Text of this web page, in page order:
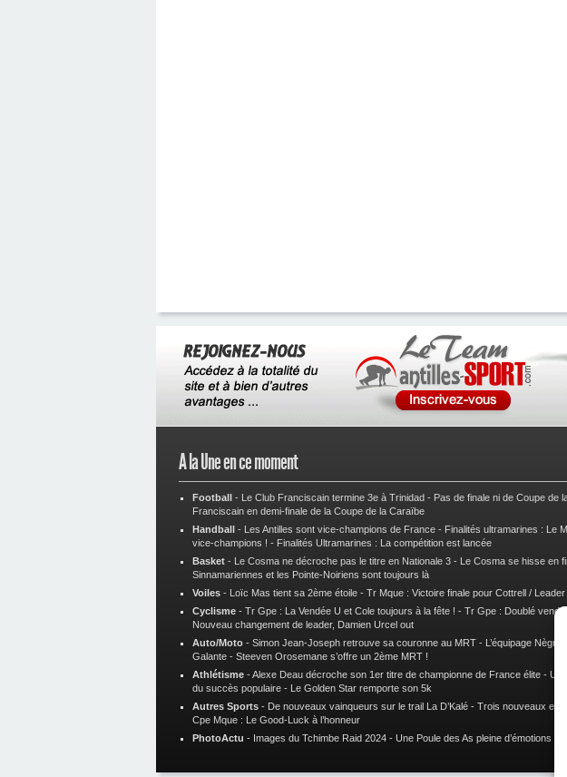
A la Une en ce moment
Football - Le Club Franciscain termine 3e à Trinidad - Pas de finale ni de Coupe de
Franciscain en demi-finale de la Coupe de la Caraïbe
Handball
- Les Antilles sont vice-champions de France - Finalités ultramarines : Le
vice-champions ! - Finalités Ultramarines : La compétition est lancée
Basket - Le Cosma ne décroche pas le titre en Nationale 3 - Le Cosma se hisse en
Sinnamariennes et les Pointe-Noiriens sont toujours là
Voiles - Loïc Mas tient sa 2ème étoile - Tr Mque : Victoire finale pour Cottrell / Leader
Cyclisme - Tr Gpe : La Vendée U et Cole toujours à la fête ! - Tr Gpe : Doublé
Nouveau changement de leader, Damien Urcel out
Auto/Moto - Simon Jean-Joseph retrouve sa couronne au MRT -
L’équipage
Galante - Steeven Orosemane s’offre un 2ème MRT !
Athlétisme -Alexe Deau décroche son 1er titre de championne de France élite - Un
du succès populaire -
Le Golden Star remporte son 5k
Autres Sports - De nouveaux vainqueurs sur le trail La D’Kalé - Trois nouveaux et
Cpe Mque : Le Good-Luck à l’honneur
PhotoActu - Images du Tchimbe Raid 2024 - Une Poule des As pleine d’émotions !